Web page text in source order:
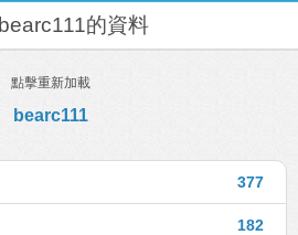
bearc111的資料
點擊重新加載
bearc111
377
182